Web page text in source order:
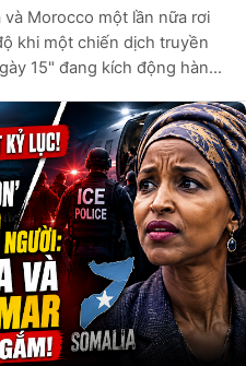
và Morocco một lần nữa rơi
khi một chiến dịch truyền
15" đang kích động hàng